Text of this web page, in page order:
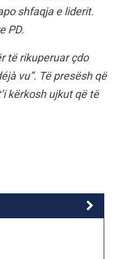
shfaqja e liderit.
PD.
të rikuperuar çdo
vu”. Të presësh që
kërkosh ujkut që të